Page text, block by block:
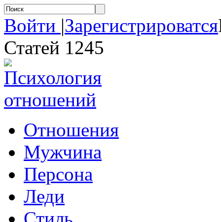
Войти |Зарегистрироватся
Статей 1245
Отношения
Мужчина
Персона
Леди